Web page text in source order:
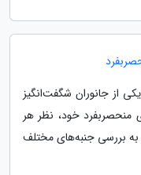
از جانوران شگفت‌انگیز
منحصربفرد خود، نظر هر
به بررسی جنبه‌های مختلف